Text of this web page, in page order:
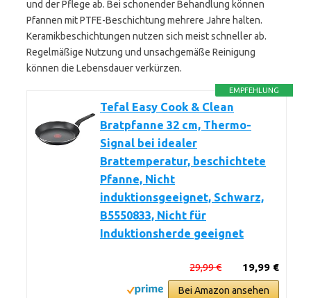
und der Pflege ab. Bei schonender Behandlung können
Pfannen mit PTFE-Beschichtung mehrere Jahre halten.
Keramikbeschichtungen nutzen sich meist schneller ab.
Regelmäßige Nutzung und unsachgemäße Reinigung
können die Lebensdauer verkürzen.
EMPFEHLUNG
Tefal Easy Cook & Clean
Bratpfanne 32 cm, Thermo-
Signal bei idealer
Brattemperatur, beschichtete
Pfanne, Nicht
induktionsgeeignet, Schwarz,
B5550833, Nicht für
Induktionsherde geeignet
19,99 €
29,99 €
Bei Amazon ansehen